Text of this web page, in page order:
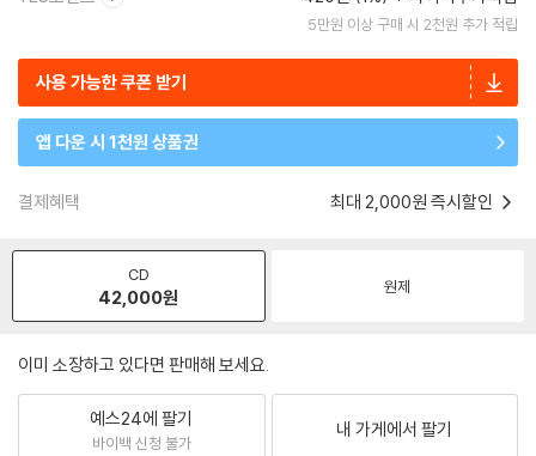
5만원 이상 구매 시 2천원 추가 적립
사용 가능한 쿠폰 받기
앱 다운 시 1천원 상품권
결제혜택 최대 2,000원 즉시할인
CD
42,000원 원제
이미 소장하고 있다면 판매해 보세요.
예스24에 팔기
바이백 신청 불가
내 가게에서 팔기